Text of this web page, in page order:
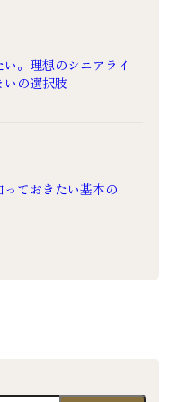
。理想のシニアライ
いの選択肢
ておきたい基本の